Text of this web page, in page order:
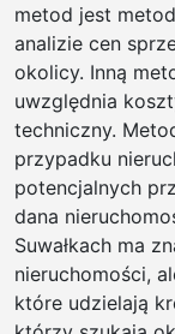
metod jest
analizie cen
okolicy. Inną
uwzględnia
techniczny.
przypadku
potencjalnych
dana
Suwałkach ma
nieruchomości,
które udzielają